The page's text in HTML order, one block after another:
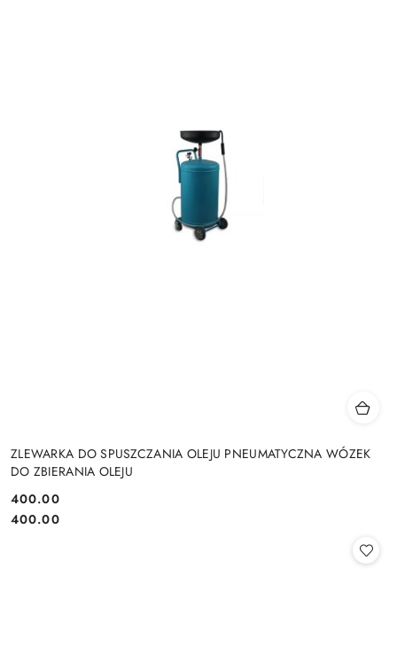
ZLEWARKA DO SPUSZCZANIA OLEJU PNEUMATYCZNA WÓZEK
DO ZBIERANIA OLEJU
Cena:
400.00
Cena:
400.00